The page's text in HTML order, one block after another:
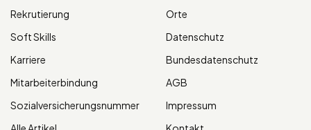
Rekrutierung
Soft Skills
Karriere
Mitarbeiterbindung
Sozialversicherungsnummer
Orte
Datenschutz
Bundesdatenschutz
AGB
Impressum